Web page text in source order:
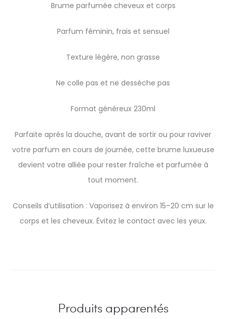
Brume parfumée cheveux et corps
Parfum féminin, frais et sensuel
Texture légère, non grasse
Ne colle pas et ne dessèche pas
Format généreux 230ml
Parfaite après la douche, avant de sortir ou pour raviver
votre parfum en cours de journée, cette brume luxueuse
devient votre alliée pour rester fraîche et parfumée à
tout moment.
Conseils d’utilisation : Vaporisez à environ 15–20 cm sur le
corps et les cheveux. Évitez le contact avec les yeux.
Produits apparentés